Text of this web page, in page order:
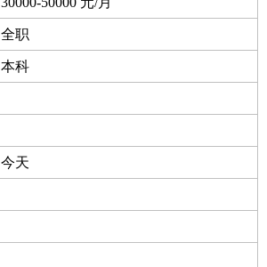
若干
全职
-
本科
今天